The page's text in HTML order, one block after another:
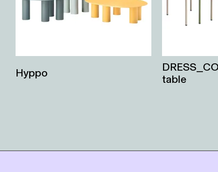
table